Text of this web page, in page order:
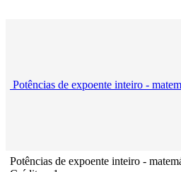
Potências de expoente inteiro -
Potências de expoente inteiro -